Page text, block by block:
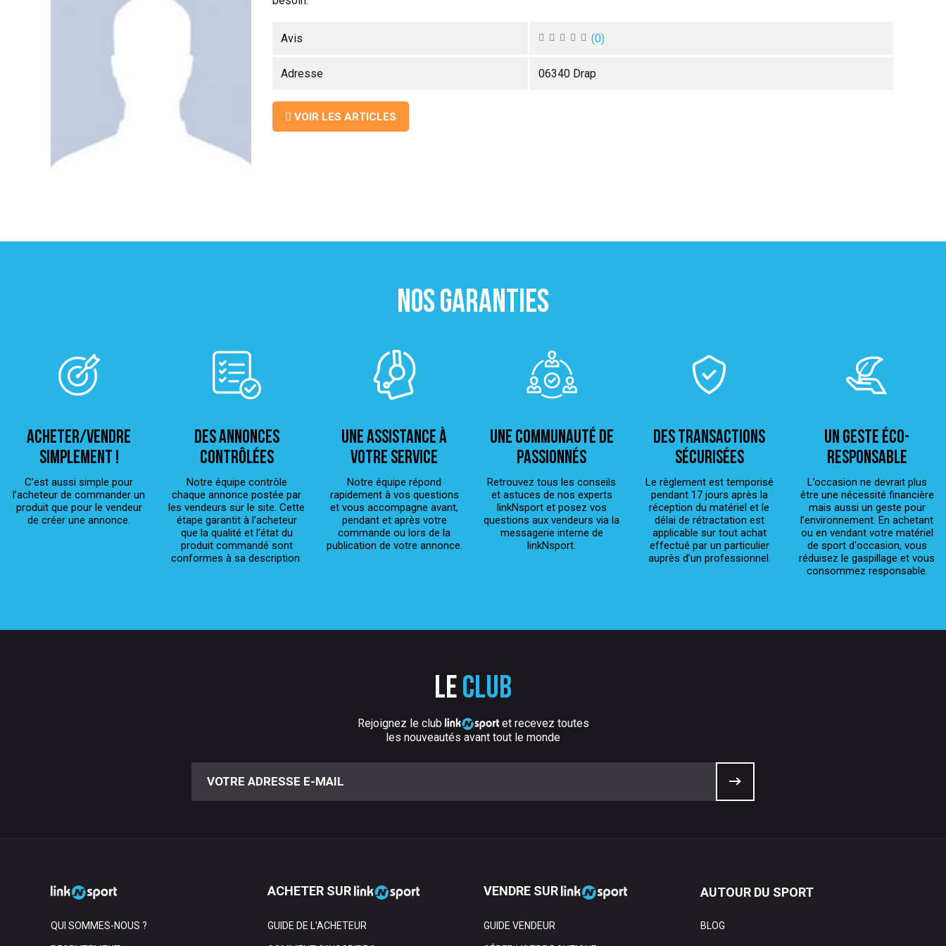
Avis (0)
Adresse 06340 Drap
VOIR LES ARTICLES
NOS GARANTIES
ACHETER/VENDRE
simplement !
C’est aussi simple pour
l’acheteur de commander un
produit que pour le vendeur
de créer une annonce.
Des annonces
contrôlées
Notre équipe contrôle
chaque annonce postée par
les vendeurs sur le site. Cette
étape garantit à l’acheteur
que la qualité et l’état du
produit commandé sont
conformes à sa description.
Une assistance à
votre service
Notre équipe répond
rapidement à vos questions
et vous accompagne avant,
pendant et après votre
commande ou lors de la
publication de votre annonce.
Une Communauté de
passionnés
Retrouvez tous les conseils
et astuces de nos experts
linkNsport et posez vos
questions aux vendeurs via la
messagerie interne de
linkNsport.
Des transactions
sécurisées
Le règlement est temporisé
pendant 17 jours après la
réception du matériel et le
délai de rétractation est
applicable sur tout achat
effectué par un particulier
auprès d’un professionnel.
Un geste éco-
responsable
L’occasion ne devrait plus
être une nécessité financière
mais aussi un geste pour
l’environnement. En achetant
ou en vendant votre matériel
de sport d'occasion, vous
réduisez le gaspillage et vous
consommez responsable.
Le club
Rejoignez le club
et recevez toutes
les nouveautés avant tout le monde
QUI SOMMES-NOUS ?
ACHETER SUR
GUIDE DE L'ACHETEUR
VENDRE SUR
GUIDE VENDEUR
AUTOUR DU SPORT
BLOG